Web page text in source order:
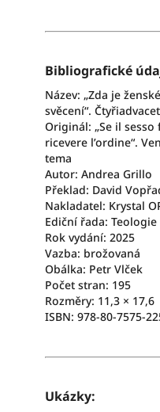
Bibliografické
Název: „Zda je
svěcení“.
Originál: „Se il
ricevere l’ordine“.
tema
Autor: Andrea Grillo
Překlad: David
Nakladatel: Krystal
Ediční řada: Teologie
Rok vydání: 2025
Vazba: brožovaná
Obálka: Petr Vlček
Počet stran: 195
Rozměry: 11,3 × 17,6
ISBN: 978-80-7575-
Ukázky: